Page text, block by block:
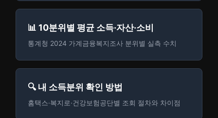
📊 10분위별 평균 소득·자산·소비
통계청 2024 가계금융복지조사 분위별 실측 수치
🔍 내 소득분위 확인 방법
홈택스·복지로·건강보험공단별 조회 절차와 차이점